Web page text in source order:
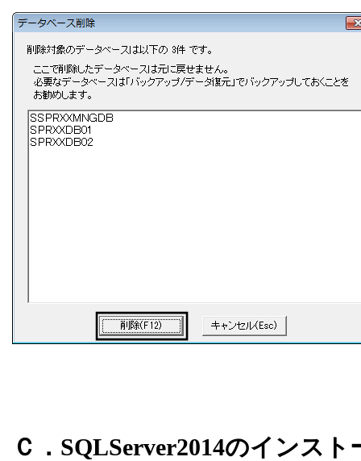
Ｃ． SQLServer2014のインスト